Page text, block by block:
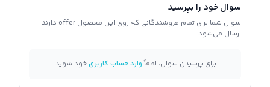
سوال خود را بپرسید
سوال شما برای تمام فروشندگانی که روی این محصول offer دارند
ارسال می‌شود.
برای پرسیدن سوال، لطفاًوارد حساب کاربریخود شوید.